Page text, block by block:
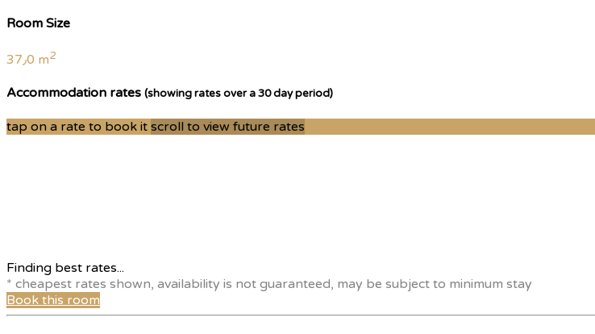
Room Size
37٫0 m2
Accommodation rates (showing rates over a 30 day period)
tap on a rate to book it scroll to view future rates
Finding best rates...
* cheapest rates shown, availability is not guaranteed, may be subject to minimum stay
Book this room